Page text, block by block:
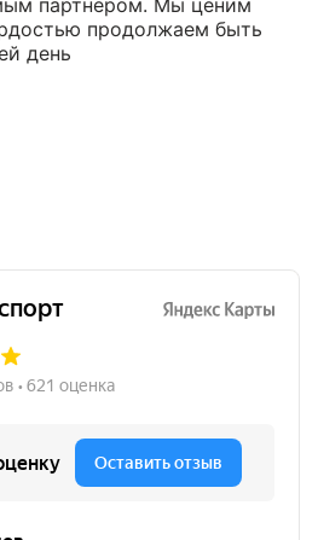
партнером. Мы ценим
продолжаем быть
день